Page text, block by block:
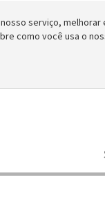
serviço,
como você usa o